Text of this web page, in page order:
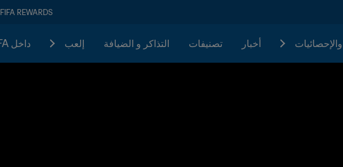
FIFA REWARDS
أخبار تصنيفات التذاكر و الضيافة إلعب داخل FIFA